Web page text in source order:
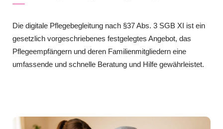
Die digitale Pflegebegleitung nach §37 Abs. 3 SGB XI ist ein
gesetzlich vorgeschriebenes festgelegtes Angebot, das
Pflegeempfängern und deren Familienmitgliedern eine
umfassende und schnelle Beratung und Hilfe gewährleistet.